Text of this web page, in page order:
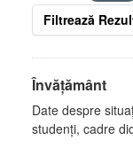
Filtrează
Învățământ
Date despre
studenți, cadre